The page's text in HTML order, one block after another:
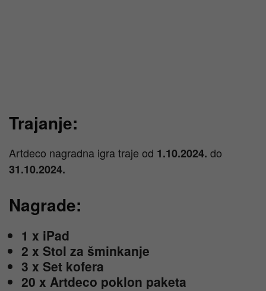
Trajanje:
Artdeco nagradna igra traje od 1.10.2024. do
31.10.2024.
Nagrade:
1 x iPad
2 x Stol za šminkanje
3 x Set kofera
20 x Artdeco poklon paketa